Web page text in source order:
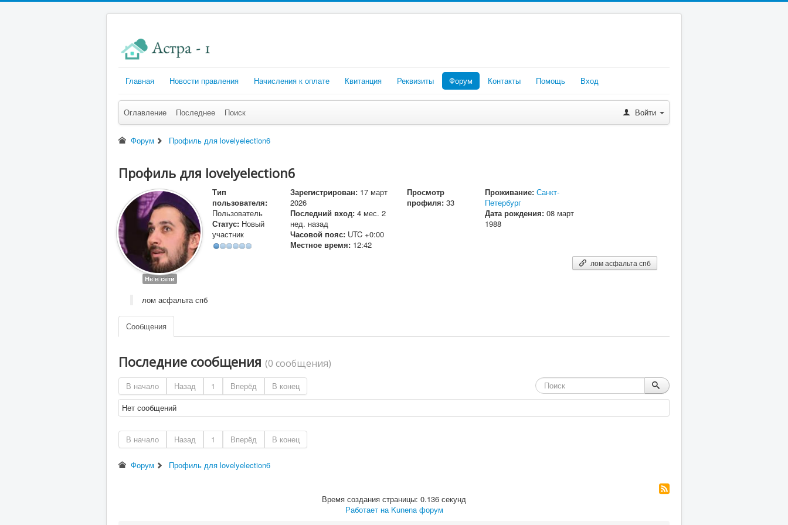
Главная Новости правления Начисления к оплате Квитанция Реквизиты Форум Контакты Помощь Вход
Оглавление Последнее Поиск Войти
Форум Профиль для lovelyelection6
Профиль для lovelyelection6
Не в сети
Тип
пользователя:
Пользователь
Статус: Новый
участник
Зарегистрирован: 17 март
2026
Последний вход: 4 мес. 2
нед. назад
Часовой пояс: UTC +0:00
Местное время: 12:42
Просмотр
профиля: 33
Проживание: Санкт-
Петербург
Дата рождения: 08 март
1988
лом асфальта спб
лом асфальта спб
Сообщения
Последние сообщения (0 сообщения)
В начало Назад 1 Вперёд
В конец
Нет сообщений
В начало Назад 1 Вперёд В конец
Форум Профиль для lovelyelection6
Время создания страницы: 0.136 секунд
Работает на Kunena форум